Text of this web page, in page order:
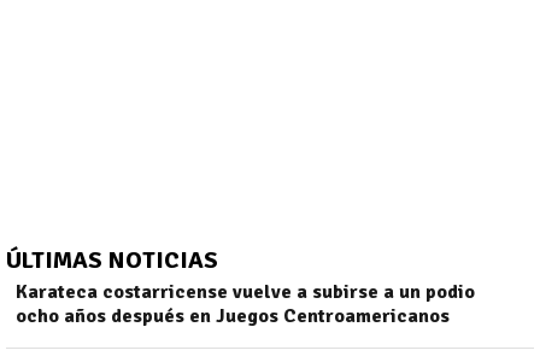
ÚLTIMAS NOTICIAS
Karateca costarricense vuelve a subirse a un podio
ocho años después en Juegos Centroamericanos